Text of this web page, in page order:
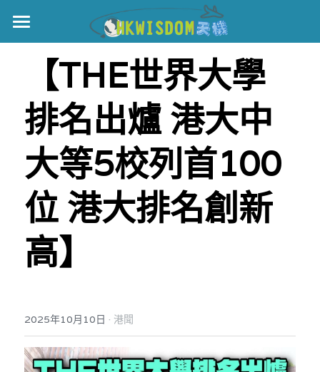
主頁
世界盃
伊美戰爭
黎智英案
正本清源•黎智英案
美西媒體謊言實錄
宏福火災
宏福‧革新
宏福苑聽證會
記錄．宏福苑火災
港聞
中國
娛樂
反華推手你要知
【THE世界大學
排名出爐‎ 港大中
大等5校列首100
位 港大排名創新
高】
2025年10月10日 · 港聞